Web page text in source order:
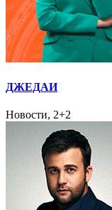
ДЖЕДАИ
Новости, 2+2